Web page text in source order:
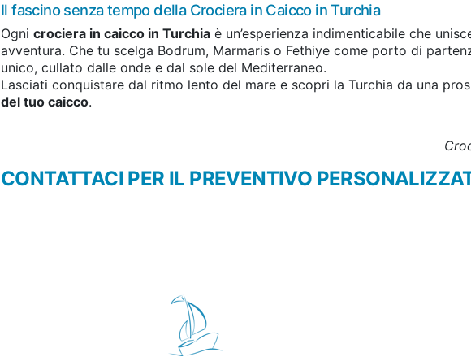
Il fascino senza tempo della Crociera in Caicco in Turchia
Ogni crociera in caicco in Turchia è un’esperienza indimenticabile che
avventura. Che tu scelga Bodrum, Marmaris o Fethiye come porto di
unico, cullato dalle onde e dal sole del Mediterraneo.
Lasciati conquistare dal ritmo lento del mare e scopri la Turchia da una
del tuo caicco.
CONTATTACI PER IL PREVENTIVO